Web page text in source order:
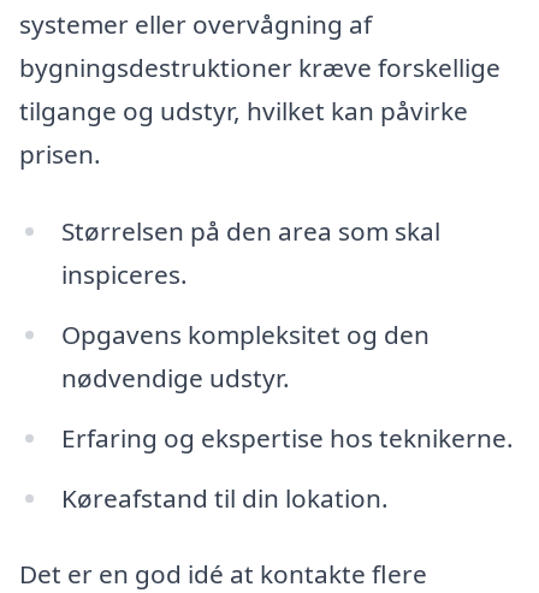
systemer eller overvågning af
bygningsdestruktioner kræve forskellige
tilgange og udstyr, hvilket kan påvirke
prisen.
Størrelsen på den area som skal
inspiceres.
Opgavens kompleksitet og den
nødvendige udstyr.
Erfaring og ekspertise hos teknikerne.
Køreafstand til din lokation.
Det er en god idé at kontakte flere